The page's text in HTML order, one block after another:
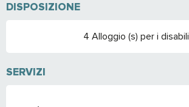
DISPOSIZIONE
4 Alloggio (s) per i disabili
SERVIZI